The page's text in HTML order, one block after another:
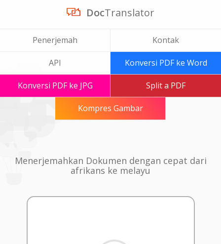
DocTranslator
Penerjemah Kontak
API Konversi PDF ke Word
Konversi PDF ke JPG Split a PDF
Kompres Gambar
Menerjemahkan Dokumen dengan cepat dari
afrikans ke melayu